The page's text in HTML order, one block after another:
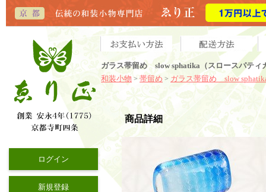
ガラス帯留め slow sphatika（スロースパテ
和装小物 > 帯留め > ガラス帯留め slow
ログイン
新規登録
商品詳細